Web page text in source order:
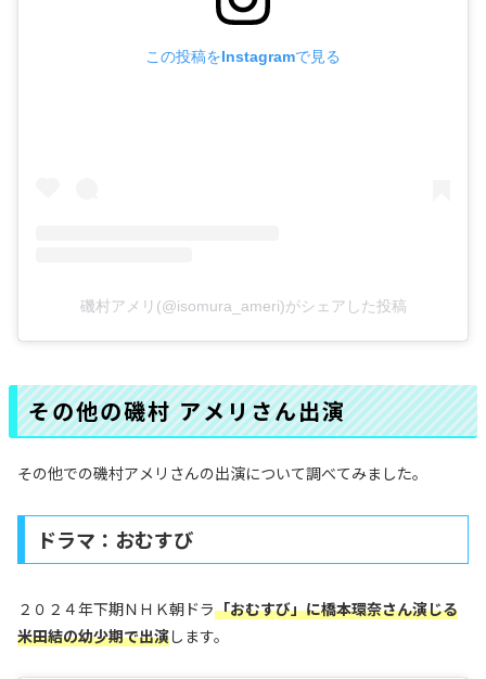
この投稿をInstagramで見る
磯村アメリ(@isomura_ameri)がシェアした投稿
その他の磯村 アメリさん出演
その他での磯村アメリさんの出演について調べてみました。
ドラマ：おむすび
２０２４年下期ＮＨＫ朝ドラ「おむすび」に橋本環奈さん演じる
米田結の幼少期で出演します。